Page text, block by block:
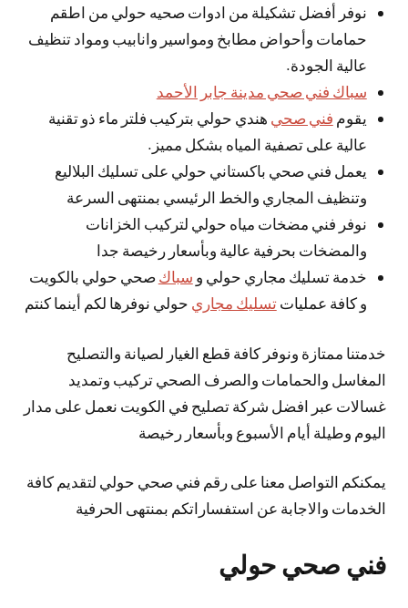
نوفر أفضل تشكيلة من ادوات صحيه حولي من اطقم
حمامات وأحواض مطابخ ومواسير وانابيب ومواد تنظيف
عالية الجودة.
سباك فني صحي مدينة جابر الأحمد
يقوم فني صحي هندي حولي بتركيب فلتر ماء ذو تقنية
عالية على تصفية المياه بشكل مميز.
يعمل فني صحي باكستاني حولي على تسليك البلاليع
وتنظيف المجاري والخط الرئيسي بمنتهى السرعة
نوفر فني مضخات مياه حولي لتركيب الخزانات
والمضخات بحرفية عالية وبأسعار رخيصة جدا
خدمة تسليك مجاري حولي و سباك صحي حولي بالكويت
و كافة عملياتتسليك مجاري حولي نوفرها لكم أينما كنتم
خدمتنا ممتازة ونوفر كافة قطع الغيار لصيانة والتصليح
المغاسل والحمامات والصرف الصحي تركيب وتمديد
غسالات عبر افضل شركة تصليح في الكويت نعمل على مدار
اليوم وطيلة أيام الأسبوع وبأسعار رخيصة
يمكنكم التواصل معنا على رقم فني صحي حولي لتقديم كافة
الخدمات والاجابة عن استفساراتكم بمنتهى الحرفية
فني صحي حولي